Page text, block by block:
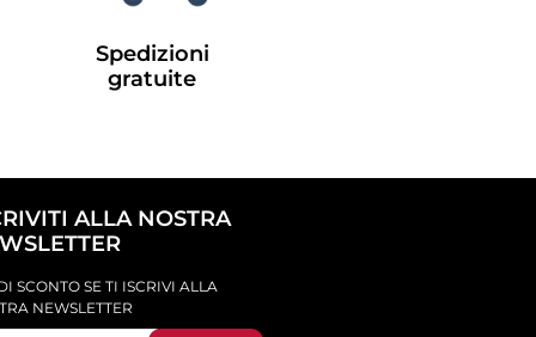
Spedizioni
gratuite
ALLA NOSTRA
SCONTO SE TI ISCRIVI ALLA
NEWSLETTER